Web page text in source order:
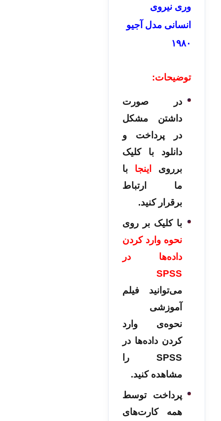
وری نیروی
انسانی مدل آجیو
۱۹۸۰
توضیحات:
در صورت
داشتن مشکل
در پرداخت و
دانلود با کلیک
برروی اینجا
با
ما ارتباط
برقرار کنید.
با کلیک بر روی
نحوه وارد کردن
داده‌ها در
SPSS
می‌توانید فیلم
آموزشی
نحوه‌ی وارد
کردن داده‌ها در
SPSS را
مشاهده کنید.
پرداخت توسط
همه کارت‌های